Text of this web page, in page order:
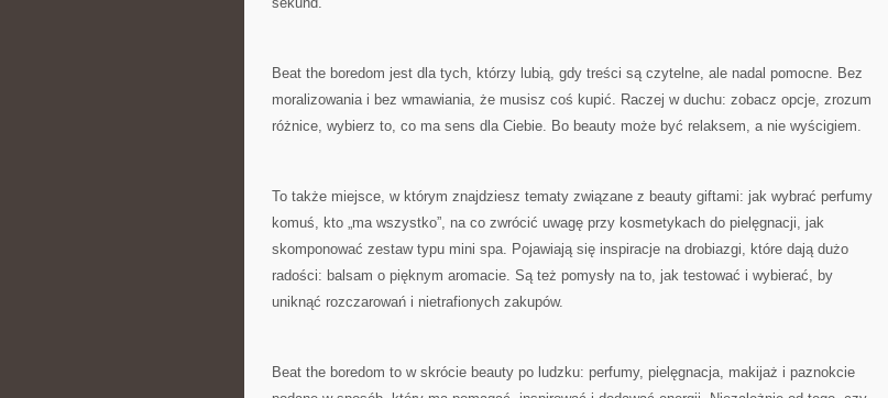
Beat the boredom jest dla tych, którzy lubią, gdy treści są czytelne, ale nadal pomocne. Bez
moralizowania i bez wmawiania, że musisz coś kupić. Raczej w duchu: zobacz opcje, zrozum
różnice, wybierz to, co ma sens dla Ciebie. Bo beauty może być relaksem, a nie wyścigiem.
To także miejsce, w którym znajdziesz tematy związane z beauty giftami: jak wybrać perfumy
komuś, kto „ma wszystko”, na co zwrócić uwagę przy kosmetykach do pielęgnacji, jak
skomponować zestaw typu mini spa. Pojawiają się inspiracje na drobiazgi, które dają dużo
radości: balsam o pięknym aromacie. Są też pomysły na to, jak testować i wybierać, by
uniknąć rozczarowań i nietrafionych zakupów.
Beat the boredom to w skrócie beauty po ludzku: perfumy, pielęgnacja, makijaż i paznokcie